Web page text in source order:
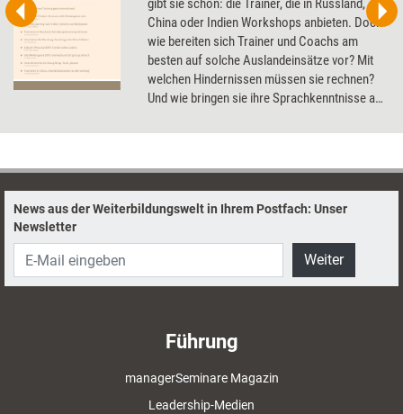
gibt sie schon: die Trainer, die in Russland,
China oder Indien Workshops anbieten. Doch
wie bereiten sich Trainer und Coachs am
besten auf solche Auslandeinsätze vor? Mit
welchen Hindernissen müssen sie rechnen?
Und wie bringen sie ihre Sprachkenntnisse auf
eigene Internationalisierung gelingt.
News aus der Weiterbildungswelt in Ihrem Postfach: Unser
Newsletter
Weiter
Führung
managerSeminare Magazin
Leadership-Medien